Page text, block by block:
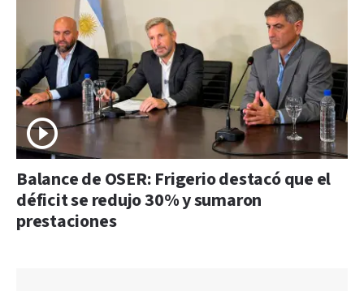
Balance de OSER: Frigerio destacó que el
déficit se redujo 30% y sumaron
prestaciones